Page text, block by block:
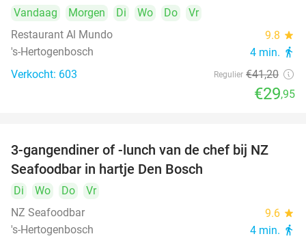
Vandaag Morgen Di Wo Do
Vr
Restaurant Al Mundo
9.8 star
's-Hertogenbosch 4 min. directions_walk
Verkocht: 603 Regulier €41,20
€29,95
46%
3-gangendiner of -lunch van de chef bij NZ
Seafoodbar in hartje Den Bosch
Di Wo Do
Vr
NZ Seafoodbar
9.6 star
's-Hertogenbosch 4 min. directions_walk